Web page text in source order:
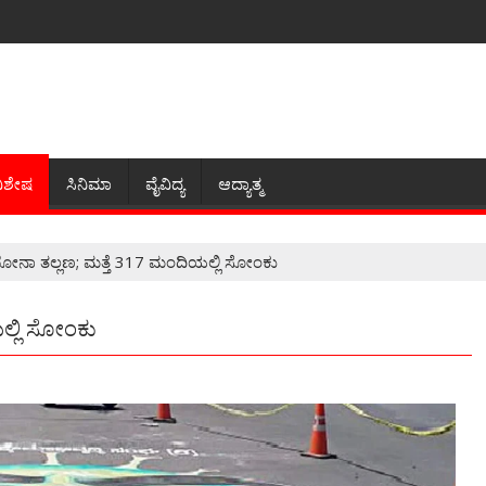
ಸಿನಿಮಾ ವೈವಿದ್ಯ ಆದ್ಯಾತ್ಮ
ತಲ್ಲಣ; ಮತ್ತೆ 317 ಮಂದಿಯಲ್ಲಿ ಸೋಂಕು
ಸೋಂಕು